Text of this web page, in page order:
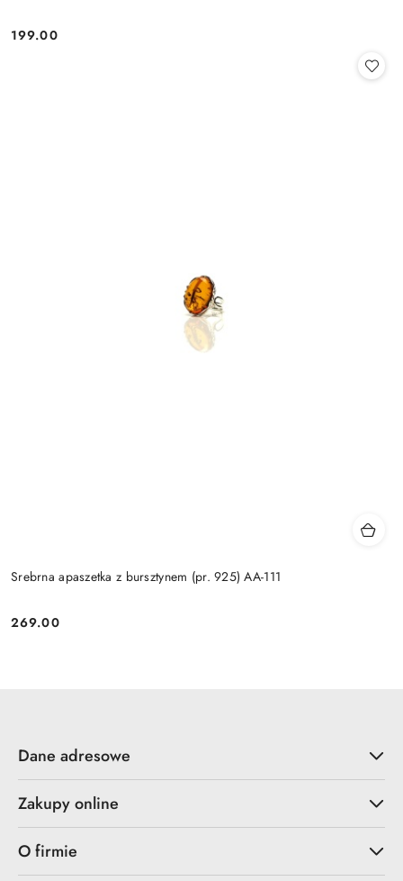
Cena:
199.00
Srebrna apaszetka z bursztynem (pr. 925) AA-111
Cena:
269.00
Dane adresowe
Zakupy online
O firmie